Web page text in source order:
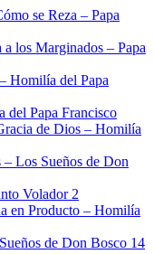
se Reza – Papa
los Marginados – Papa
Homilía del Papa
del Papa Francisco
de Dios – Homilía
– Los Sueños de Don
Volador 2
en Producto – Homilía
de Don Bosco 14